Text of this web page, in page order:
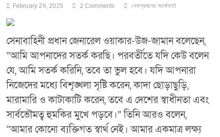
February 26, 2025 2 Comments সেনাপ্রধানের সতর্কবার্তা
সেনাবাহিনী প্রধান জেনারেল ওয়াকার-উজ-জামান বলেছেন,
“আমি আপনাদের সতর্ক করছি। পরবর্তীতে যদি কেউ বলেন
যে, আমি সতর্ক করিনি, তবে তা ভুল হবে। যদি আপনারা
নিজেদের মধ্যে বিশৃঙ্খলা সৃষ্টি করেন, কাদা ছোড়াছুড়ি,
মারামারি ও কাটাকাটি করেন, তবে এ দেশের স্বাধীনতা এবং
সার্বভৌমত্ব হুমকির মুখে পড়বে।” তিনি আরও বলেন,
“আমার কোনো ব্যক্তিগত স্বার্থ নেই। আমার একমাত্র লক্ষ্য